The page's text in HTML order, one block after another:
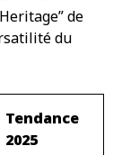
de
du
Tendance
2025